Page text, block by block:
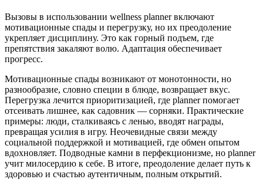
Вызовы в использовании wellness planner включают
мотивационные спады и перегрузку, но их преодоление
укрепляет дисциплину. Это как горный подъем, где
препятствия закаляют волю. Адаптация обеспечивает
прогресс.
Мотивационные спады возникают от монотонности, но
разнообразие, словно специи в блюде, возвращает вкус.
Перегрузка лечится приоритизацией, где planner помогает
отсеивать лишнее, как садовник — сорняки. Практические
примеры: люди, сталкиваясь с ленью, вводят награды,
превращая усилия в игру. Неочевидные связи между
социальной поддержкой и мотивацией, где обмен опытом
вдохновляет. Подводные камни в перфекционизме, но planner
учит милосердию к себе. В итоге, преодоление делает путь к
здоровью и счастью аутентичным, полным открытий.